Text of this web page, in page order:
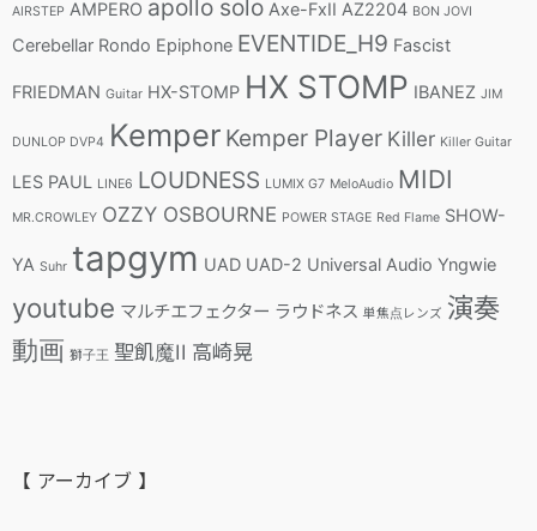
AIRSTEP AMPERO apollo solo Axe-FxII AZ2204 BON JOVI
Cerebellar Rondo Epiphone EVENTIDE_H9 Fascist
FRIEDMAN Guitar HX-STOMP HX STOMP IBANEZ JIM
DUNLOP DVP4 Kemper Kemper Player Killer Killer Guitar
LES PAUL LINE6 LOUDNESS LUMIX G7 MeloAudio MIDI
MR.CROWLEY OZZY OSBOURNE POWER STAGE Red Flame SHOW-
YA Suhr tapgym UAD UAD-2 Universal Audio Yngwie
youtube マルチエフェクター ラウドネス 単焦点レンズ 演奏
動画 獅子王 聖飢魔II 高崎晃
【 アーカイブ 】